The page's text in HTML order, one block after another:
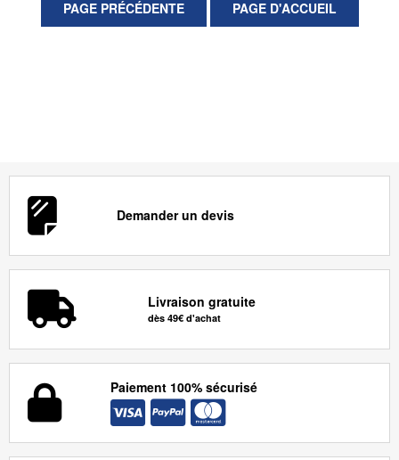
Demander un devis
Livraison gratuite
dès 49€ d'achat
Paiement 100% sécurisé